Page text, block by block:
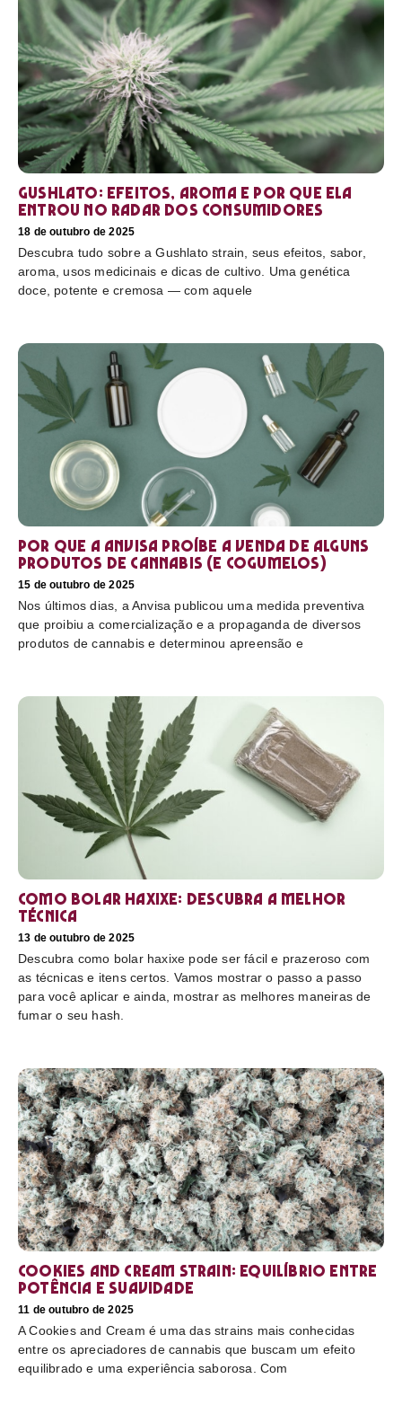
Gushlato: efeitos, aroma e por que ela
entrou no radar dos consumidores
18 de outubro de 2025
Descubra tudo sobre a Gushlato strain, seus efeitos, sabor,
aroma, usos medicinais e dicas de cultivo. Uma genética
doce, potente e cremosa — com aquele
Por que a Anvisa proíbe a venda de alguns
produtos de cannabis (e cogumelos)
15 de outubro de 2025
Nos últimos dias, a Anvisa publicou uma medida preventiva
que proibiu a comercialização e a propaganda de diversos
produtos de cannabis e determinou apreensão e
Como bolar haxixe: Descubra a melhor
técnica
13 de outubro de 2025
Descubra como bolar haxixe pode ser fácil e prazeroso com
as técnicas e itens certos. Vamos mostrar o passo a passo
para você aplicar e ainda, mostrar as melhores maneiras de
fumar o seu hash.
Cookies and Cream Strain: equilíbrio entre
potência e suavidade
11 de outubro de 2025
A Cookies and Cream é uma das strains mais conhecidas
entre os apreciadores de cannabis que buscam um efeito
equilibrado e uma experiência saborosa. Com